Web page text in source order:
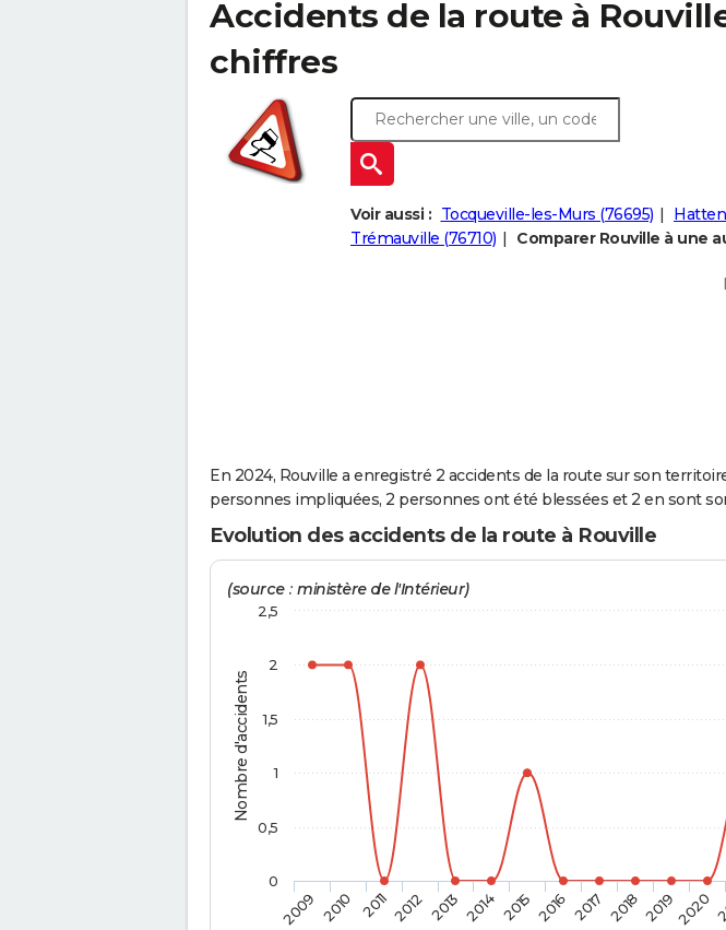
Accidents de la route à
chiffres
Voir aussi : Tocqueville-les-Murs (76695)
Trémauville (76710)
Comparer Rouville à une
En 2024, Rouville a enregistré 2 accidents de la route sur son
personnes impliquées, 2 personnes ont été blessées et 2 en sont
Evolution des accidents de la route à Rouville
Nombre d'accidents
(source : ministère de l'Intérieur)
2009 2010 2011 2012 2013 2014 2015 2016 2017 2018 20192020
0
0,5
1
1,5
2
2,5